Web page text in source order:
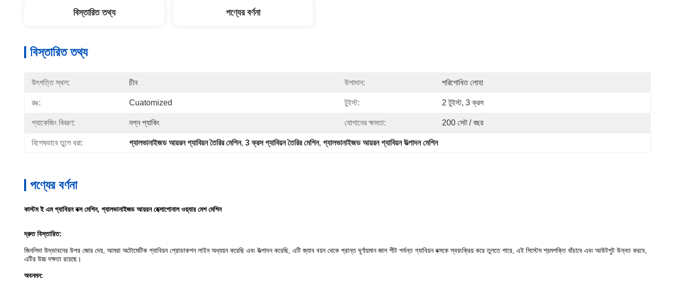
বিস্তারিত তথ্য পণ্যের বর্ণনা
বিস্তারিত তথ্য
উৎপত্তি স্থল: চীন উপাদান: পরিশোধিত লোহা
রঙ: Cuatomized টুইস্ট: 2 টুইস্ট, 3 ক্রস
প্যাকেজিং বিবরণ: নগ্ন প্যাকিং যোগানের ক্ষমতা: 200 সেট / বছর
বিশেষভাবে তুলে ধরা: গ্যালভানাইজড আয়রন গ্যাবিয়ন তৈরির মেশিন, 3 ক্রস গ্যাবিয়ন তৈরির মেশিন, গ্যালভানাইজড আয়রন গ্যাবিয়ন উত্পাদন মেশিন
পণ্যের বর্ণনা
কাস্টম ই এম গ্যাবিয়ন বক্স মেশিন, গ্যালভানাইজড আয়রন হেক্সাগোনাল ওয়্যার মেশ মেশিন
দ্রুত বিস্তারিত:
জিনলিদা উদ্ভাবনের উপর জোর দেয়, আমরা অটোমেটিক গ্যাবিয়ন প্রোডাকশন লাইন অধ্যয়ন করেছি এবং উত্পাদন করেছি, এটি জ্যাব বয়ন থেকে প্রান্ত ঘূর্ণায়মান জাল শীট পর্যন্ত গ্যাবিয়ন বক্সকে স্বয়ংক্রিয় করে তুলতে পারে, এই সিস্টেম শ্রমশক্তি বাঁচাবে এবং আউটপুট উন্নত করবে,
এটির উচ্চ দক্ষতা রয়েছে।
অবনমন: